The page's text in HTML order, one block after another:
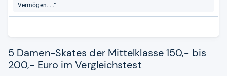
Vermögen. ...“
5 Damen-Skates der Mittelklasse 150,- bis
200,- Euro im Vergleichstest